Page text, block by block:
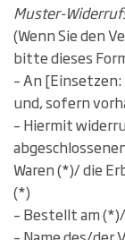
Muster-
(Wenn Sie den
bitte dieses
– An
und, sofern
– Hiermit
Waren (*)/ die
(*)
– Bestellt am